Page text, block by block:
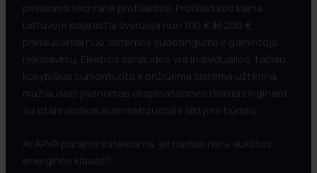
privaloma techninė profilaktika. Profilaktikos kaina
Lietuvoje paprastai svyruoja nuo 100 € iki 200 €,
priklausomai nuo sistemos sudėtingumo ir gamintojo
reikalavimų. Elektros sąnaudos yra individualios, tačiau
kokybiškai sumontuota ir prižiūrima sistema užtikrina
mažiausias įmanomas eksploatacines išlaidas lyginant
su kitais visiškai automatizuotais šildymo būdais.
Ar APVA parama suteikiama, jei namas nėra aukštos
energinės klasės?